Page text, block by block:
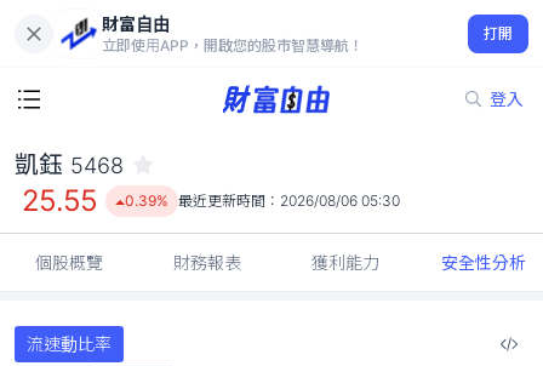
財富自由
立即使用APP，開啟您的股市智慧導航！
打開
登入
25.55
0.39%
凱鈺 5468
25.55 0.39% 最近更新時間： 2026/08/06 05:30
個股概覽 財務報表 獲利能力 安全性分析
流速動比率